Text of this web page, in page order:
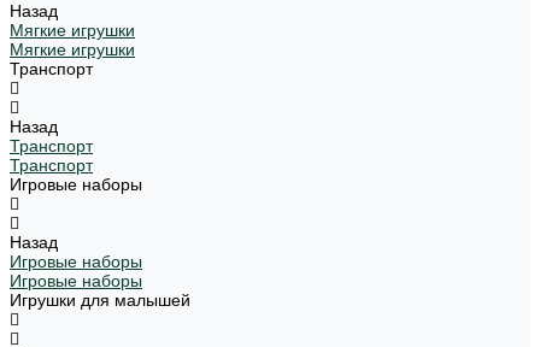
Назад
Мягкие игрушки
Мягкие игрушки
Транспорт
Назад
Транспорт
Транспорт
Игровые наборы
Назад
Игровые наборы
Игровые наборы
Игрушки для малышей